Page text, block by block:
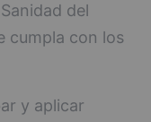
del
cumpla con los
y aplicar